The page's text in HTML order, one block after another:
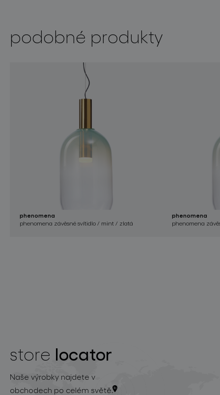
podobné produkty
phenomena
phenomena závěsné svítidlo / mint / zlatá
phenomena
phenomena
store locator
Naše výrobky najdete v
obchodech po celém světě.